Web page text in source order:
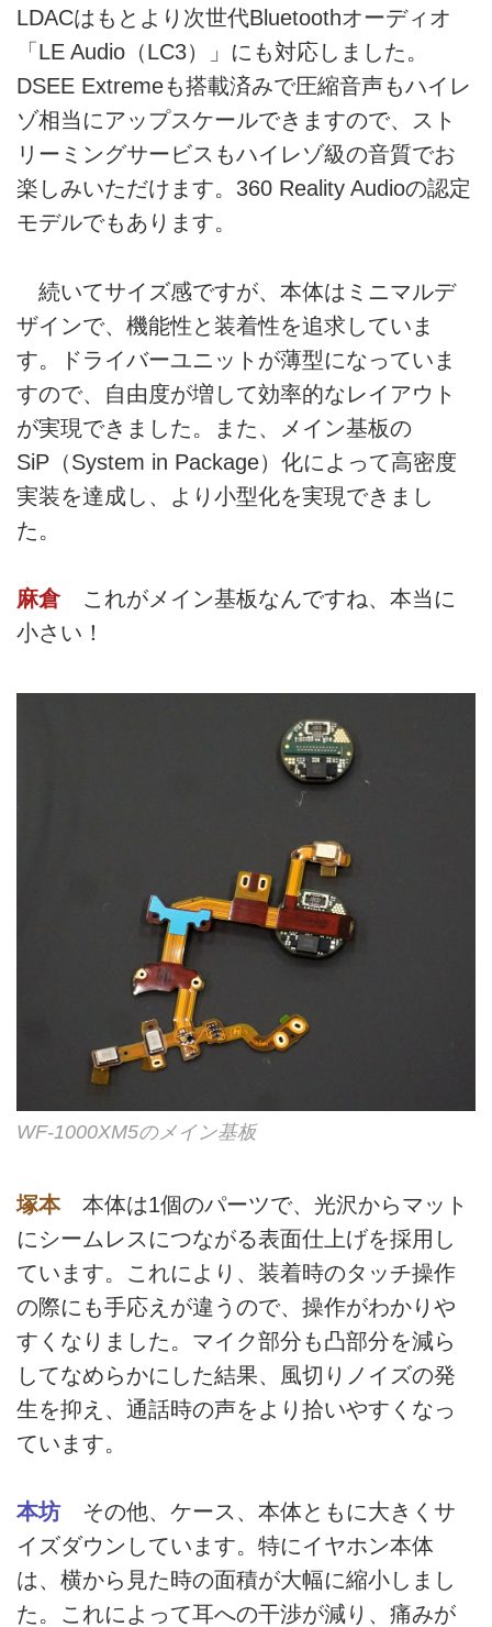
LDACはもとより次世代Bluetoothオーディオ
「LE Audio（LC3）」にも対応しました。
DSEE Extremeも搭載済みで圧縮音声もハイレ
ゾ相当にアップスケールできますので、スト
リーミングサービスもハイレゾ級の音質でお
楽しみいただけます。360 Reality Audioの認定
モデルでもあります。
続いてサイズ感ですが、本体はミニマルデ
ザインで、機能性と装着性を追求していま
す。ドライバーユニットが薄型になっていま
すので、自由度が増して効率的なレイアウト
が実現できました。また、メイン基板の
SiP（System in Package）化によって高密度
実装を達成し、より小型化を実現できまし
た。
麻倉これがメイン基板なんですね、本当に
小さい！
WF-1000XM5のメイン基板
塚本本体は1個のパーツで、光沢からマット
にシームレスにつながる表面仕上げを採用し
ています。これにより、装着時のタッチ操作
の際にも手応えが違うので、操作がわかりや
すくなりました。マイク部分も凸部分を減ら
してなめらかにした結果、風切りノイズの発
生を抑え、通話時の声をより拾いやすくなっ
ています。
本坊 その他、ケース、本体ともに大きくサ
イズダウンしています。特にイヤホン本体
は、横から見た時の面積が大幅に縮小しまし
た。これによって耳への干渉が減り、痛みが